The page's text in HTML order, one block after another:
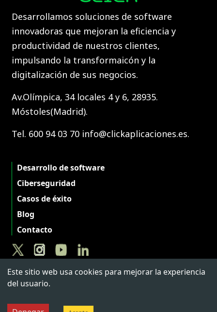
Desarrollamos soluciones de software
innovadoras que mejoran la eficiencia y
productividad de nuestros clientes,
impulsando la transformaicón y la
digitalización de sus negocios.
Av.Olímpica, 34 locales 4 y 6, 28935.
Móstoles(Madrid).
Tel. 600 94 03 70 info@clickaplicaciones.es.
Desarrollo de software
Ciberseguridad
Casos de éxito
Blog
Contacto
Este sitio web usa cookies para mejorar la experiencia
del usuario.